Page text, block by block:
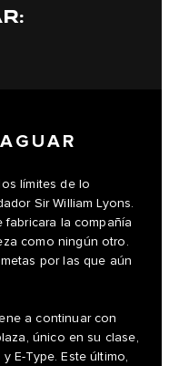
límites de lo
Sir William Lyons.
la compañía
como ningún otro.
por las que aún
a continuar con
único en su clase,
E‑Type. Este último,